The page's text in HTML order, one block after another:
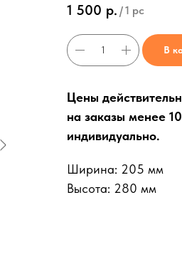
1 500 р. /1 pc
В
Цены
на заказы менее
индивидуально.
Ширина: 205 мм
Высота: 280 мм